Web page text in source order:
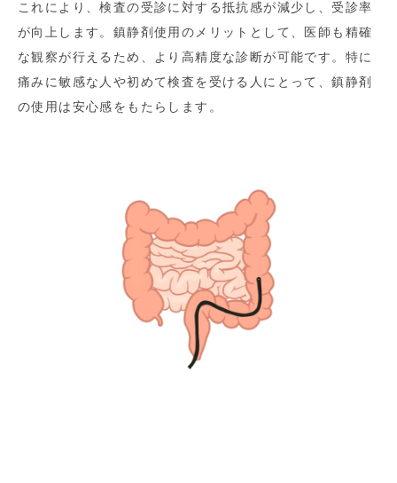
これにより、検査の受診に対する抵抗感が減少し、受診率
が向上します。鎮静剤使用のメリットとして、医師も精確
な観察が行えるため、より高精度な診断が可能です。特に
痛みに敏感な人や初めて検査を受ける人にとって、鎮静剤
の使用は安心感をもたらします。